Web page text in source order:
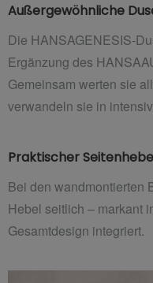
Außergewöhnliche
Die HANSAGENESIS-
Ergänzung des
Gemeinsam werten sie
verwandeln sie in
Praktischer
Bei den wandmontierten
Hebel seitlich – markant
Gesamtdesign integriert.